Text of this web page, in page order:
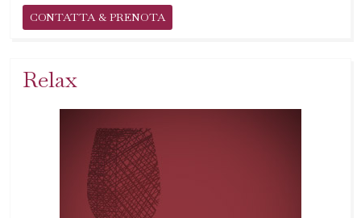
CONTATTA & PRENOTA
Relax